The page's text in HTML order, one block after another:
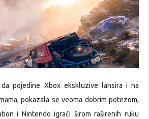
pojedine Xbox ekskluzive lansira i na
pokazala se veoma dobrim potezom,
i Nintendo igrači širom raširenih ruku